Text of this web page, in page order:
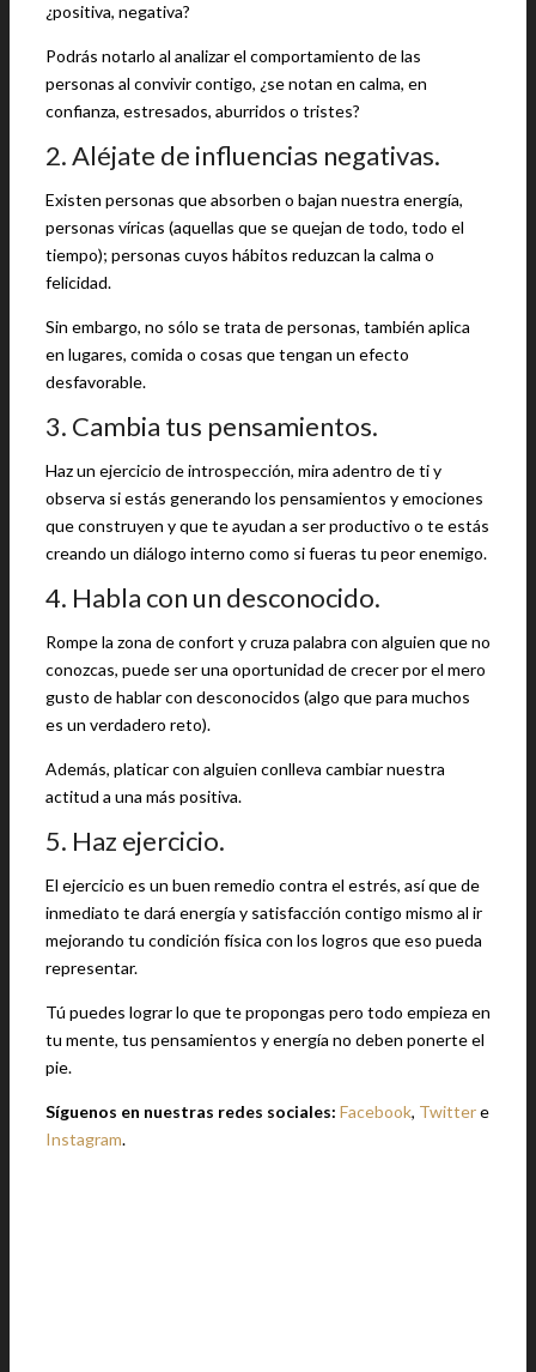
¿positiva, negativa?
Podrás notarlo al analizar el comportamiento de las
personas al convivir contigo, ¿se notan en calma, en
confianza, estresados, aburridos o tristes?
2. Aléjate de influencias negativas.
Existen personas que absorben o bajan nuestra energía,
personas víricas (aquellas que se quejan de todo, todo el
tiempo); personas cuyos hábitos reduzcan la calma o
felicidad.
Sin embargo, no sólo se trata de personas, también aplica
en lugares, comida o cosas que tengan un efecto
desfavorable.
3. Cambia tus pensamientos.
Haz un ejercicio de introspección, mira adentro de ti y
observa si estás generando los pensamientos y emociones
que construyen y que te ayudan a ser productivo o te estás
creando un diálogo interno como si fueras tu peor enemigo.
4. Habla con un desconocido.
Rompe la zona de confort y cruza palabra con alguien que no
conozcas, puede ser una oportunidad de crecer por el mero
gusto de hablar con desconocidos (algo que para muchos
es un verdadero reto).
Además, platicar con alguien conlleva cambiar nuestra
actitud a una más positiva.
5. Haz ejercicio.
El ejercicio es un buen remedio contra el estrés, así que de
inmediato te dará energía y satisfacción contigo mismo al ir
mejorando tu condición física con los logros que eso pueda
representar.
Tú puedes lograr lo que te propongas pero todo empieza en
tu mente, tus pensamientos y energía no deben ponerte el
pie.
Síguenos en nuestras redes sociales: Facebook, Twittere
Instagram.